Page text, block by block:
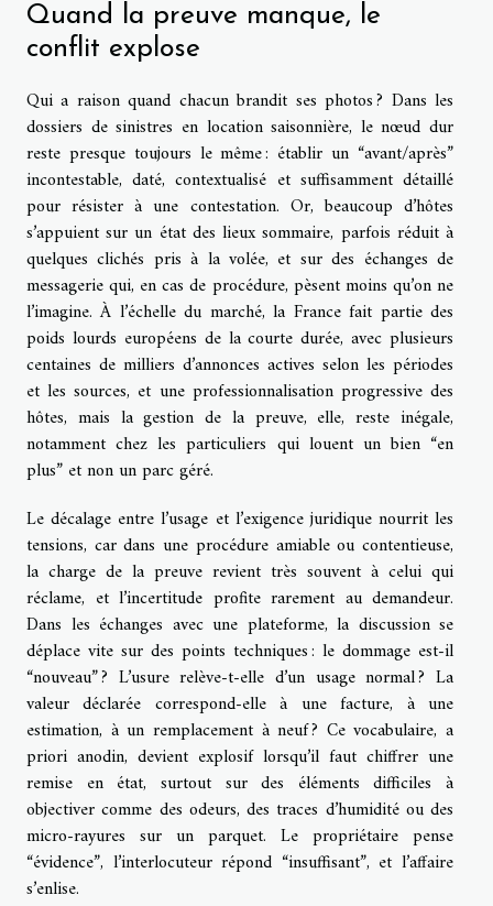
Quand la preuve manque, le
conflit explose
Qui a raison quand chacun brandit ses photos ? Dans les
dossiers de sinistres en location saisonnière, le nœud dur
reste presque toujours le même : établir un “avant/après”
incontestable, daté, contextualisé et suffisamment détaillé
pour résister à une contestation. Or, beaucoup d’hôtes
s’appuient sur un état des lieux sommaire, parfois réduit à
quelques clichés pris à la volée, et sur des échanges de
messagerie qui, en cas de procédure, pèsent moins qu’on ne
l’imagine. À l’échelle du marché, la France fait partie des
poids lourds européens de la courte durée, avec plusieurs
centaines de milliers d’annonces actives selon les périodes
et les sources, et une professionnalisation progressive des
hôtes, mais la gestion de la preuve, elle, reste inégale,
notamment chez les particuliers qui louent un bien “en
plus” et non un parc géré.
Le décalage entre l’usage et l’exigence juridique nourrit les
tensions, car dans une procédure amiable ou contentieuse,
la charge de la preuve revient très souvent à celui qui
réclame, et l’incertitude profite rarement au demandeur.
Dans les échanges avec une plateforme, la discussion se
déplace vite sur des points techniques : le dommage est-il
“nouveau” ? L’usure relève-t-elle d’un usage normal ? La
valeur déclarée correspond-elle à une facture, à une
estimation, à un remplacement à neuf ? Ce vocabulaire, a
priori anodin, devient explosif lorsqu’il faut chiffrer une
remise en état, surtout sur des éléments difficiles à
objectiver comme des odeurs, des traces d’humidité ou des
micro-rayures sur un parquet. Le propriétaire pense
“évidence”, l’interlocuteur répond “insuffisant”, et l’affaire
s’enlise.